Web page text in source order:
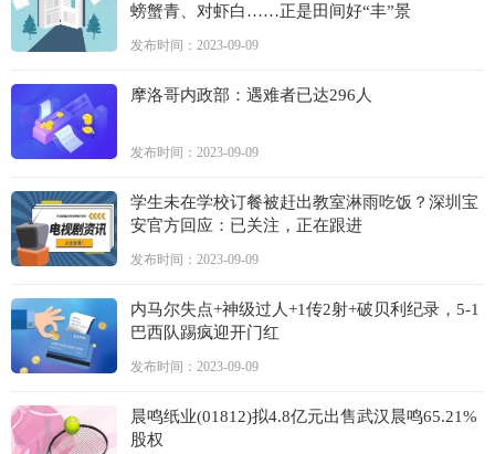
螃蟹青、对虾白……正是田间好“丰”景
发布时间：2023-09-09
摩洛哥内政部：遇难者已达296人
发布时间：2023-09-09
学生未在学校订餐被赶出教室淋雨吃饭？深圳宝
安官方回应：已关注，正在跟进
发布时间：2023-09-09
内马尔失点+神级过人+1传2射+破贝利纪录，5-1
巴西队踢疯迎开门红
发布时间：2023-09-09
晨鸣纸业(01812)拟4.8亿元出售武汉晨鸣65.21%
股权